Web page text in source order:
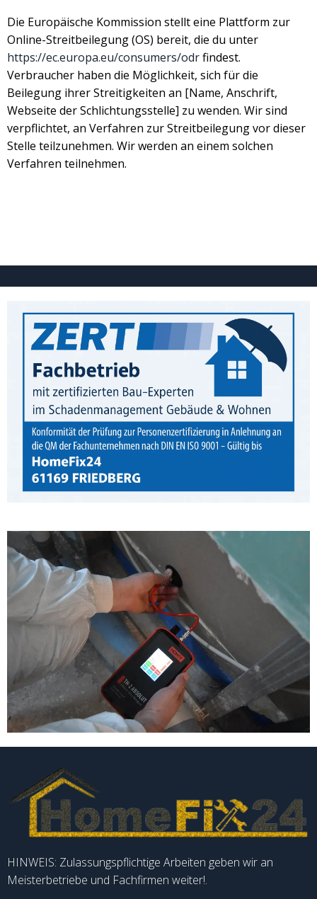
Die Europäische Kommission stellt eine Plattform zur
Online-Streitbeilegung (OS) bereit, die du unter
https://ec.europa.eu/consumers/odrfindest.
Verbraucher haben die Möglichkeit, sich für die
Beilegung ihrer Streitigkeiten an [Name, Anschrift,
Webseite der Schlichtungsstelle] zu wenden. Wir sind
verpflichtet, an Verfahren zur Streitbeilegung vor dieser
Stelle teilzunehmen. Wir werden an einem solchen
Verfahren teilnehmen.
HINWEIS: Zulassungspflichtige Arbeiten geben wir an
Meisterbetriebe und Fachfirmen weiter!.